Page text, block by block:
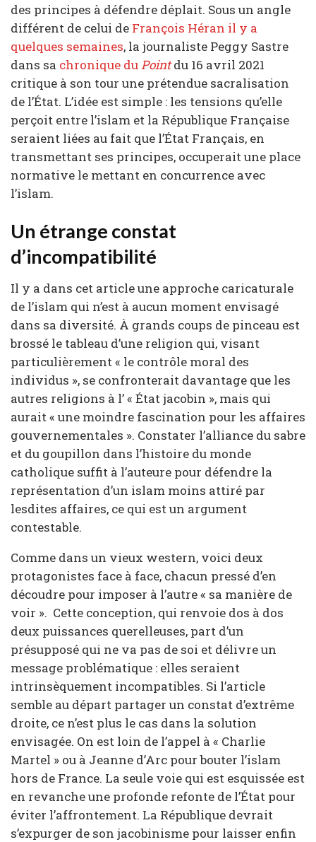
des principes à défendre déplait. Sous un angle
différent de celui de François Héran il y a
quelques semaines, la journaliste Peggy Sastre
dans sa chronique duPointdu 16 avril 2021
critique à son tour une prétendue sacralisation
de l’État. L’idée est simple : les tensions qu’elle
perçoit entre l’islam et la République Française
seraient liées au fait que l’État Français, en
transmettant ses principes, occuperait une place
normative le mettant en concurrence avec
l’islam.
Un étrange constat
d’incompatibilité
Il y a dans cet article une approche caricaturale
de l’islam qui n’est à aucun moment envisagé
dans sa diversité. À grands coups de pinceau est
brossé le tableau d’une religion qui, visant
particulièrement « le contrôle moral des
individus », se confronterait davantage que les
autres religions à l’ « État jacobin », mais qui
aurait « une moindre fascination pour les affaires
gouvernementales ». Constater l’alliance du sabre
et du goupillon dans l’histoire du monde
catholique suffit à l’auteure pour défendre la
représentation d’un islam moins attiré par
lesdites affaires, ce qui est un argument
contestable.
Comme dans un vieux western, voici deux
protagonistes face à face, chacun pressé d’en
découdre pour imposer à l’autre « sa manière de
voir ». Cette conception, qui renvoie dos à dos
deux puissances querelleuses, part d’un
présupposé qui ne va pas de soi et délivre un
message problématique : elles seraient
intrinsèquement incompatibles. Si l’article
semble au départ partager un constat d’extrême
droite, ce n’est plus le cas dans la solution
envisagée. On est loin de l’appel à « Charlie
Martel » ou à Jeanne d’Arc pour bouter l’islam
hors de France. La seule voie qui est esquissée est
en revanche une profonde refonte de l’État pour
éviter l’affrontement. La République devrait
s’expurger de son jacobinisme pour laisser enfin